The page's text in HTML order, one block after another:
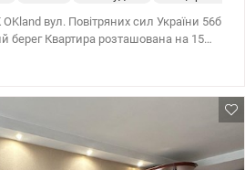
вул. Повітряних сил України 56б
берег Квартира розташована на 15
в експлуатацію в 2022 році.
підземним паркінгом з
кілька супермаркетів : Billa , Сільпо,
центр поруч з будинком: дитячий